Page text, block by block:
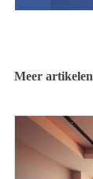
Meer artikelen